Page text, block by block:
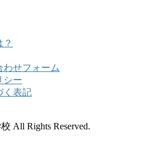
わせフォーム
シー
く表記
All Rights Reserved.